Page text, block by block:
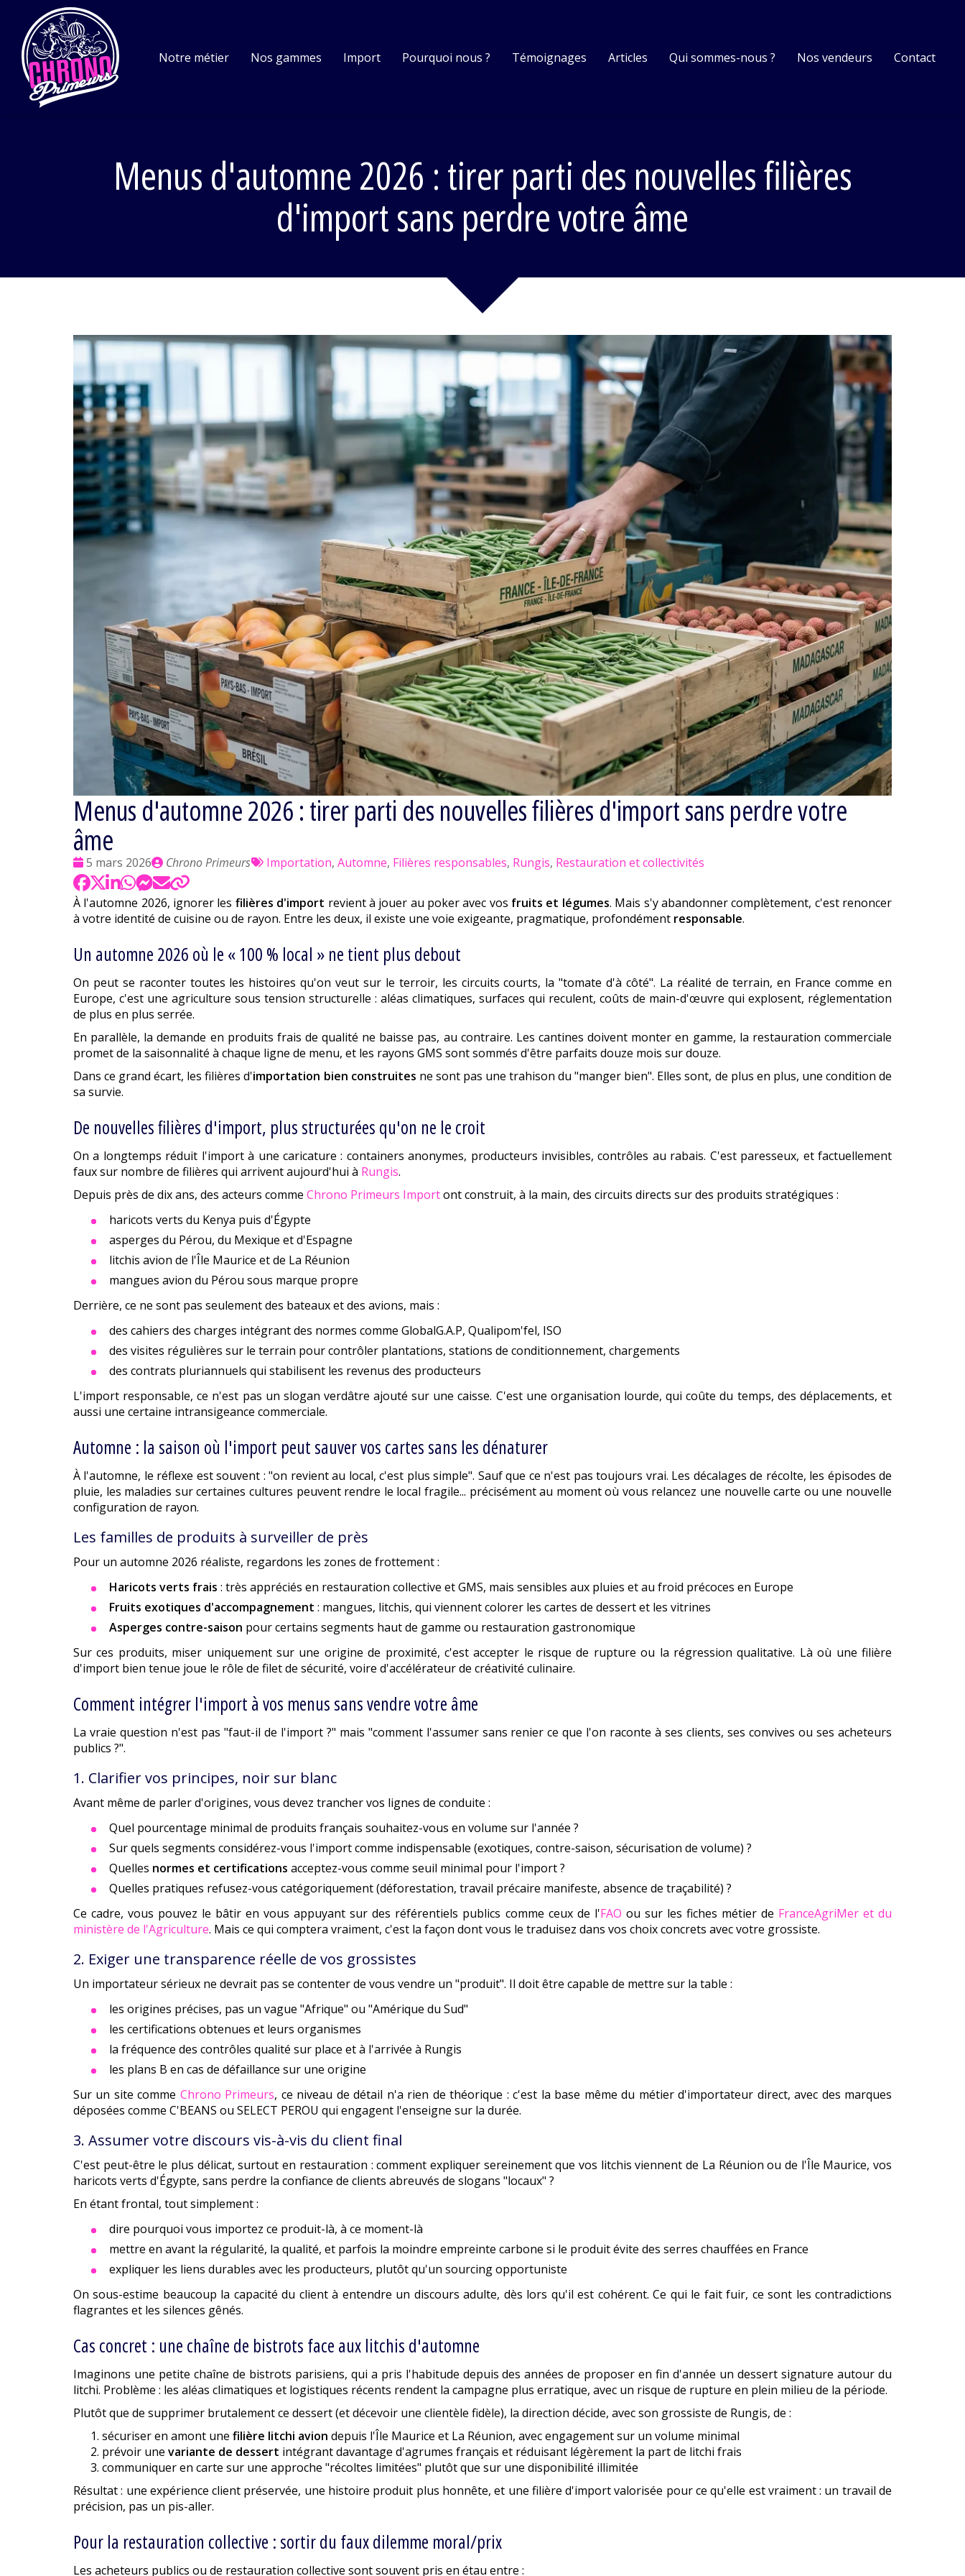
Notre métier Nos gammes Import Pourquoi nous ? Témoignages Articles Qui sommes-nous ? Nos vendeurs Contact
Menus d'automne 2026 : tirer parti des nouvelles filières
d'import sans perdre votre âme
Menus d'automne 2026 : tirer parti des nouvelles filières d'import sans perdre votre
âme
Date
:
5 mars 2026
Publié
par
Chrono Primeurs
Tags
Importation, Automne, Filières responsables, Rungis, Restauration et collectivités
À l'automne 2026, ignorer les filières d'import revient à jouer au poker avec vos fruits et légumes. Mais s'y abandonner complètement, c'est renoncer
à votre identité de cuisine ou de rayon. Entre les deux, il existe une voie exigeante, pragmatique, profondément responsable.
Un automne 2026 où le « 100 % local » ne tient plus debout
On peut se raconter toutes les histoires qu'on veut sur le terroir, les circuits courts, la "tomate d'à côté". La réalité de terrain, en France comme en
Europe, c'est une agriculture sous tension structurelle : aléas climatiques, surfaces qui reculent, coûts de main-d'œuvre qui explosent, réglementation
de plus en plus serrée.
En parallèle, la demande en produits frais de qualité ne baisse pas, au contraire. Les cantines doivent monter en gamme, la restauration commerciale
promet de la saisonnalité à chaque ligne de menu, et les rayons GMS sont sommés d'être parfaits douze mois sur douze.
Dans ce grand écart, les filières d'importation bien construites ne sont pas une trahison du "manger bien". Elles sont, de plus en plus, une condition de
sa survie.
De nouvelles filières d'import, plus structurées qu'on ne le croit
On a longtemps réduit l'import à une caricature : containers anonymes, producteurs invisibles, contrôles au rabais. C'est paresseux, et factuellement
faux sur nombre de filières qui arrivent aujourd'hui à Rungis.
Depuis près de dix ans, des acteurs comme Chrono Primeurs Importont construit, à la main, des circuits directs sur des produits stratégiques :
haricots verts du Kenya puis d'Égypte
asperges du Pérou, du Mexique et d'Espagne
litchis avion de l'Île Maurice et de La Réunion
mangues avion du Pérou sous marque propre
Derrière, ce ne sont pas seulement des bateaux et des avions, mais :
des cahiers des charges intégrant des normes comme GlobalG.A.P, Qualipom'fel, ISO
des visites régulières sur le terrain pour contrôler plantations, stations de conditionnement, chargements
des contrats pluriannuels qui stabilisent les revenus des producteurs
L'import responsable, ce n'est pas un slogan verdâtre ajouté sur une caisse. C'est une organisation lourde, qui coûte du temps, des déplacements, et
aussi une certaine intransigeance commerciale.
Automne : la saison où l'import peut sauver vos cartes sans les dénaturer
À l'automne, le réflexe est souvent : "on revient au local, c'est plus simple". Sauf que ce n'est pas toujours vrai. Les décalages de récolte, les épisodes de
pluie, les maladies sur certaines cultures peuvent rendre le local fragile... précisément au moment où vous relancez une nouvelle carte ou une nouvelle
configuration de rayon.
Les familles de produits à surveiller de près
Pour un automne 2026 réaliste, regardons les zones de frottement :
Haricots verts frais : très appréciés en restauration collective et GMS, mais sensibles aux pluies et au froid précoces en Europe
Fruits exotiques d'accompagnement : mangues, litchis, qui viennent colorer les cartes de dessert et les vitrines
Asperges contre-saison pour certains segments haut de gamme ou restauration gastronomique
Sur ces produits, miser uniquement sur une origine de proximité, c'est accepter le risque de rupture ou la régression qualitative. Là où une filière
d'import bien tenue joue le rôle de filet de sécurité, voire d'accélérateur de créativité culinaire.
Comment intégrer l'import à vos menus sans vendre votre âme
La vraie question n'est pas "faut-il de l'import ?" mais "comment l'assumer sans renier ce que l'on raconte à ses clients, ses convives ou ses acheteurs
publics ?".
1. Clarifier vos principes, noir sur blanc
Avant même de parler d'origines, vous devez trancher vos lignes de conduite :
Quel pourcentage minimal de produits français souhaitez-vous en volume sur l'année ?
Sur quels segments considérez-vous l'import comme indispensable (exotiques, contre-saison, sécurisation de volume) ?
Quelles normes et certifications acceptez-vous comme seuil minimal pour l'import ?
Quelles pratiques refusez-vous catégoriquement (déforestation, travail précaire manifeste, absence de traçabilité) ?
Ce cadre, vous pouvez le bâtir en vous appuyant sur des référentiels publics comme ceux de l'FAO ou sur les fiches métier de FranceAgriMer et du
ministère de l'Agriculture. Mais ce qui comptera vraiment, c'est la façon dont vous le traduisez dans vos choix concrets avec votre grossiste.
2. Exiger une transparence réelle de vos grossistes
Un importateur sérieux ne devrait pas se contenter de vous vendre un "produit". Il doit être capable de mettre sur la table :
les origines précises, pas un vague "Afrique" ou "Amérique du Sud"
les certifications obtenues et leurs organismes
la fréquence des contrôles qualité sur place et à l'arrivée à Rungis
les plans B en cas de défaillance sur une origine
Sur un site comme Chrono Primeurs, ce niveau de détail n'a rien de théorique : c'est la base même du métier d'importateur direct, avec des marques
déposées comme C'BEANS ou SELECT PEROU qui engagent l'enseigne sur la durée.
3. Assumer votre discours vis-à-vis du client final
C'est peut-être le plus délicat, surtout en restauration : comment expliquer sereinement que vos litchis viennent de La Réunion ou de l'Île Maurice, vos
haricots verts d'Égypte, sans perdre la confiance de clients abreuvés de slogans "locaux" ?
En étant frontal, tout simplement :
dire pourquoi vous importez ce produit-là, à ce moment-là
mettre en avant la régularité, la qualité, et parfois la moindre empreinte carbone si le produit évite des serres chauffées en France
expliquer les liens durables avec les producteurs, plutôt qu'un sourcing opportuniste
On sous-estime beaucoup la capacité du client à entendre un discours adulte, dès lors qu'il est cohérent. Ce qui le fait fuir, ce sont les contradictions
flagrantes et les silences gênés.
Cas concret : une chaîne de bistrots face aux litchis d'automne
Imaginons une petite chaîne de bistrots parisiens, qui a pris l'habitude depuis des années de proposer en fin d'année un dessert signature autour du
litchi. Problème : les aléas climatiques et logistiques récents rendent la campagne plus erratique, avec un risque de rupture en plein milieu de la période.
Plutôt que de supprimer brutalement ce dessert (et décevoir une clientèle fidèle), la direction décide, avec son grossiste de Rungis, de :
sécuriser en amont une filière litchi avion depuis l'Île Maurice et La Réunion, avec engagement sur un volume minimal
prévoir une variante de dessert intégrant davantage d'agrumes français et réduisant légèrement la part de litchi frais
communiquer en carte sur une approche "récoltes limitées" plutôt que sur une disponibilité illimitée
Résultat : une expérience client préservée, une histoire produit plus honnête, et une filière d'import valorisée pour ce qu'elle est vraiment : un travail de
précision, pas un pis-aller.
Pour la restauration collective : sortir du faux dilemme moral/prix
Les acheteurs publics ou de restauration collective sont souvent pris en étau entre :